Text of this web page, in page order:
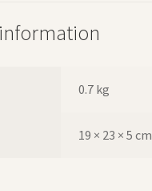
0.7 kg
19 × 23 × 5 cm